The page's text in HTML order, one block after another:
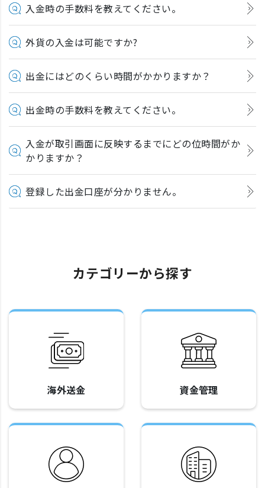
入金時の手数料を教えてください。
外貨の入金は可能ですか?
出金にはどのくらい時間がかかりますか？
出金時の手数料を教えてください。
入金が取引画面に反映するまでにどの位時間がか
かりますか？
登録した出金口座が分かりません。
カテゴリーから探す
海外送金 資金管理